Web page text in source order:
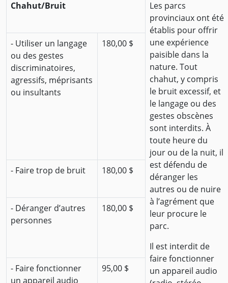
Chahut/Bruit
Les parcs
provinciaux ont été
établis pour offrir
une expérience
paisible dans la
nature. Tout
chahut, y compris
le bruit excessif, et
le langage ou des
gestes obscènes
sont interdits. À
toute heure du
jour ou de la nuit, il
est défendu de
déranger les
autres ou de nuire
à l’agrément que
leur procure le
parc.
Il est interdit de
faire fonctionner
un appareil audio
- Utiliser un langage
ou des gestes
discriminatoires,
agressifs, méprisants
ou insultants
180,00 $
- Faire trop de bruit 180,00 $
- Déranger d’autres
personnes
180,00 $
- Faire fonctionner
un appareil audio
95,00 $